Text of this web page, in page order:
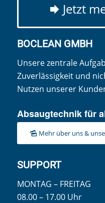
Jetzt
BOCLEAN GMBH
Unsere zentrale
Zuverlässigkeit und
Nutzen unserer
Absaugtechnik für
Mehr über uns &
SUPPORT
MONTAG – FREITAG
08.00 – 17.00 Uhr